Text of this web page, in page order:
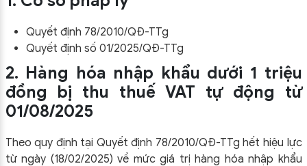
Quyết định 78/2010/QĐ-TTg
Quyết định số 01/2025/QĐ-TTg
2. Hàng hóa nhập khẩu dưới 1 triệu
đồng bị thu thuế VAT tự động từ
01/08/2025
Theo quy định tại Quyết định 78/2010/QĐ-TTg hết hiệu lực
từ ngày (18/02/2025) về mức giá trị hàng hóa nhập khẩu